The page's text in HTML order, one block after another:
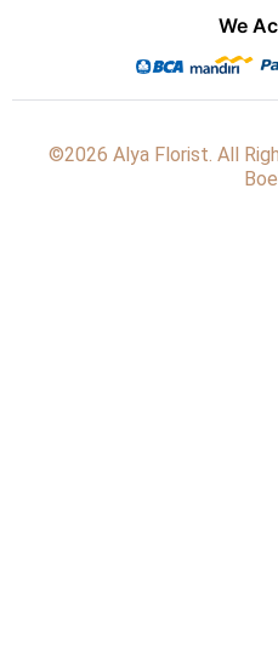
We
©2026 Alya Florist. All